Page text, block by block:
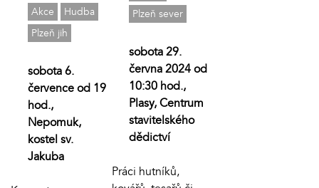
Akce
Hudba
Plzeň jih
sobota 6.
července od 19
hod.,
Nepomuk,
kostel sv.
Jakuba
Plzeň sever
sobota 29.
června 2024 od
10:30 hod.,
Plasy, Centrum
stavitelského
dědictví
Práci hutníků,